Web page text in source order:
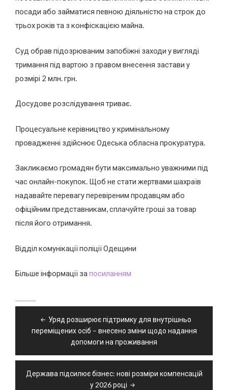
посади або займатися певною діяльністю на строк до
трьох років та з конфіскацією майна.
Суд обрав підозрюваним запобіжні заходи у вигляді
тримання під вартою з правом внесення застави у
розмірі 2 млн. грн.
Досудове розслідування триває.
Процесуальне керівництво у кримінальному
провадженні здійснює Одеська обласна прокуратура.
Закликаємо громадян бути максимально уважними під
час онлайн-покупок. Щоб не стати жертвами шахраїв
надавайте перевагу перевіреним продавцям або
офіційним представникам, сплачуйте гроші за товар
після його отримання.
Відділ комунікації поліції Одещини
Більше інформації за посиланням
записівУряд розширює підтримку для внутрішньо
переміщених осіб – внесено зміни щодо надання
допомоги на проживання
Держава підсилює бізнес: нові розміри компенсацій
у 2026 році